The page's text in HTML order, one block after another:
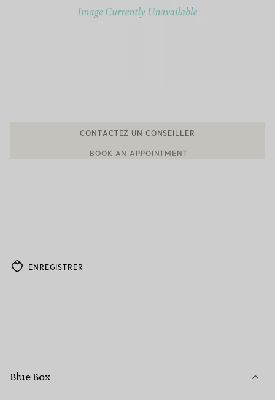
ENREGISTRER
Blue Box